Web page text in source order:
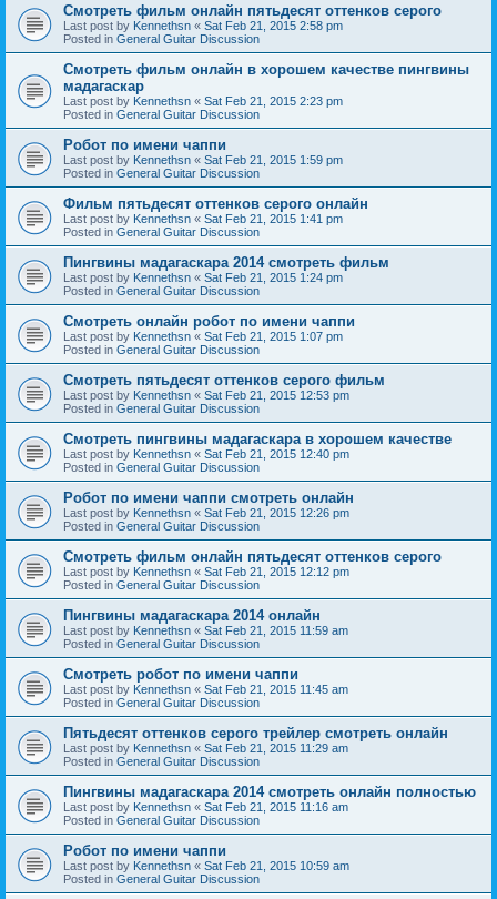
Смотреть фильм онлайн пятьдесят оттенков серого
Last post by Kennethsn « Sat Feb 21, 2015 2:58 pm
Posted in General Guitar Discussion
Смотреть фильм онлайн в хорошем качестве пингвины
мадагаскар
Last post by Kennethsn « Sat Feb 21, 2015 2:23 pm
Posted in General Guitar Discussion
Робот по имени чаппи
Last post by Kennethsn « Sat Feb 21, 2015 1:59 pm
Posted in General Guitar Discussion
Фильм пятьдесят оттенков серого онлайн
Last post by Kennethsn « Sat Feb 21, 2015 1:41 pm
Posted in General Guitar Discussion
Пингвины мадагаскара 2014 смотреть фильм
Last post by Kennethsn « Sat Feb 21, 2015 1:24 pm
Posted in General Guitar Discussion
Смотреть онлайн робот по имени чаппи
Last post by Kennethsn « Sat Feb 21, 2015 1:07 pm
Posted in General Guitar Discussion
Смотреть пятьдесят оттенков серого фильм
Last post by Kennethsn « Sat Feb 21, 2015 12:53 pm
Posted in General Guitar Discussion
Смотреть пингвины мадагаскара в хорошем качестве
Last post by Kennethsn « Sat Feb 21, 2015 12:40 pm
Posted in General Guitar Discussion
Робот по имени чаппи смотреть онлайн
Last post by Kennethsn « Sat Feb 21, 2015 12:26 pm
Posted in General Guitar Discussion
Смотреть фильм онлайн пятьдесят оттенков серого
Last post by Kennethsn « Sat Feb 21, 2015 12:12 pm
Posted in General Guitar Discussion
Пингвины мадагаскара 2014 онлайн
Last post by Kennethsn « Sat Feb 21, 2015 11:59 am
Posted in General Guitar Discussion
Смотреть робот по имени чаппи
Last post by Kennethsn « Sat Feb 21, 2015 11:45 am
Posted in General Guitar Discussion
Пятьдесят оттенков серого трейлер смотреть онлайн
Last post by Kennethsn « Sat Feb 21, 2015 11:29 am
Posted in General Guitar Discussion
Пингвины мадагаскара 2014 смотреть онлайн полностью
Last post by Kennethsn « Sat Feb 21, 2015 11:16 am
Posted in General Guitar Discussion
Робот по имени чаппи
Last post by Kennethsn « Sat Feb 21, 2015 10:59 am
Posted in General Guitar Discussion